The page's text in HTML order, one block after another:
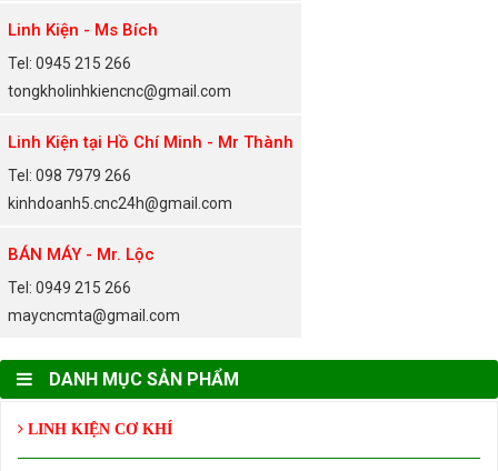
Linh Kiện - Ms Bích
Tel: 0945 215 266
tongkholinhkiencnc@gmail.com
Linh Kiện tại Hồ Chí Minh - Mr Thành
Tel: 098 7979 266
kinhdoanh5.cnc24h@gmail.com
BÁN MÁY - Mr. Lộc
Tel: 0949 215 266
maycncmta@gmail.com
DANH MỤC SẢN PHẨM
LINH KIỆN CƠ KHÍ